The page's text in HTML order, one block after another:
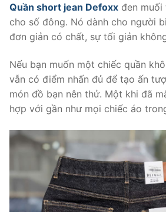
Quần short jean Defoxx đen muối
cho số đông. Nó dành cho người
đơn giản có chất, sự tối giản
Nếu bạn muốn một chiếc quần
vẫn có điểm nhấn đủ để tạo ấn
món đồ bạn nên thử. Một khi đã
hợp với gần như mọi chiếc áo